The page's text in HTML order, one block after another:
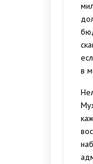
в